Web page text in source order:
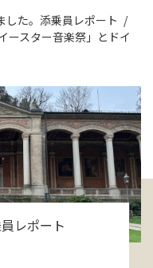
わせ
求
した。添乗員レポート
ースター音楽祭」とドイ
レポート